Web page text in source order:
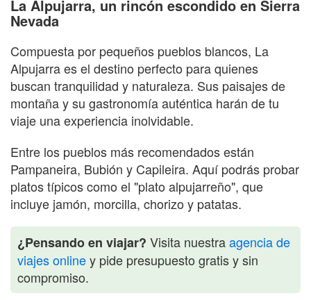
La Alpujarra, un rincón escondido en Sierra
Nevada
Compuesta por pequeños pueblos blancos, La
Alpujarra es el destino perfecto para quienes
buscan tranquilidad y naturaleza. Sus paisajes de
montaña y su gastronomía auténtica harán de tu
viaje una experiencia inolvidable.
Entre los pueblos más recomendados están
Pampaneira, Bubión y Capileira. Aquí podrás probar
platos típicos como el "plato alpujarreño", que
incluye jamón, morcilla, chorizo y patatas.
¿Pensando en viajar? Visita nuestraagencia de
viajes onliney pide presupuesto gratis y sin
compromiso.